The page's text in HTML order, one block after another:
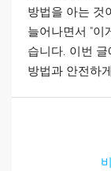
방법을 아는 것
늘어나면서 "이
습니다. 이번
방법과 안전하
비